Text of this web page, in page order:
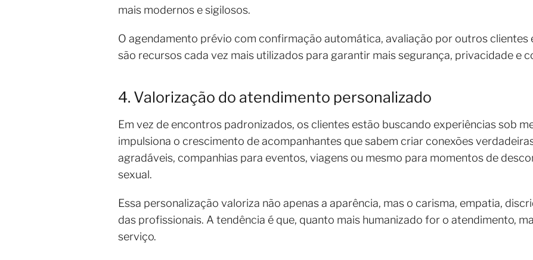
mais modernos e sigilosos.
O agendamento prévio com confirmação automática, avaliação por outros
são recursos cada vez mais utilizados para garantir mais segurança, privacidade e
4. Valorização do atendimento personalizado
Em vez de encontros padronizados, os clientes estão buscando experiências sob
impulsiona o crescimento de acompanhantes que sabem criar conexões
agradáveis, companhias para eventos, viagens ou mesmo para momentos de
sexual.
Essa personalização valoriza não apenas a aparência, mas o carisma, empatia,
das profissionais. A tendência é que, quanto mais humanizado for o atendimento,
serviço.